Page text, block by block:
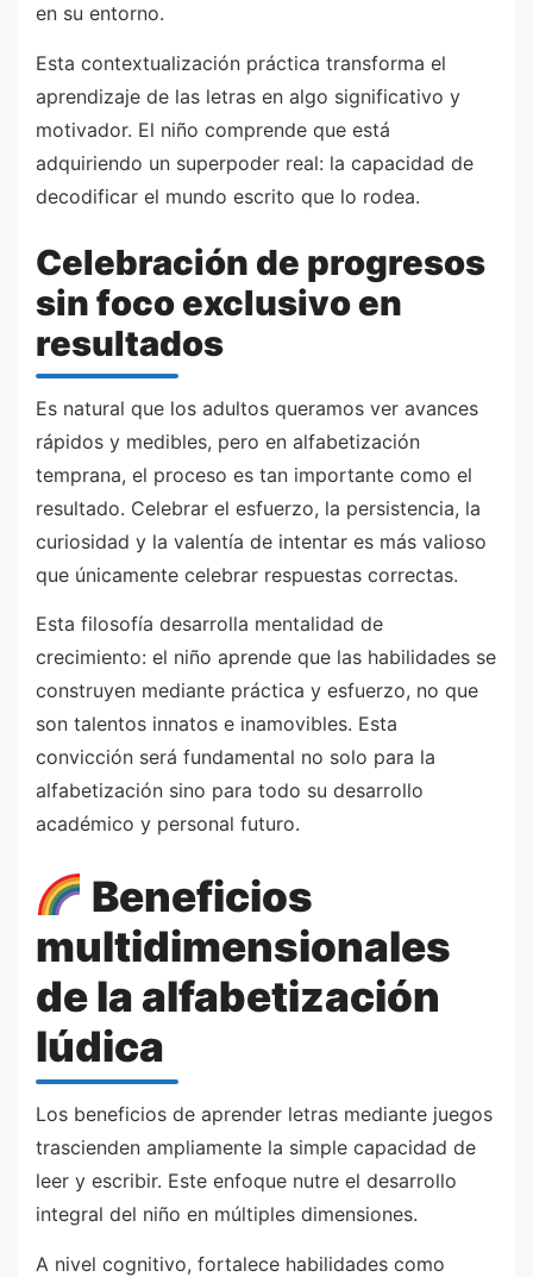
en su entorno.
Esta contextualización práctica transforma el
aprendizaje de las letras en algo significativo y
motivador. El niño comprende que está
adquiriendo un superpoder real: la capacidad de
decodificar el mundo escrito que lo rodea.
Celebración de progresos
sin foco exclusivo en
resultados
Es natural que los adultos queramos ver avances
rápidos y medibles, pero en alfabetización
temprana, el proceso es tan importante como el
resultado. Celebrar el esfuerzo, la persistencia, la
curiosidad y la valentía de intentar es más valioso
que únicamente celebrar respuestas correctas.
Esta filosofía desarrolla mentalidad de
crecimiento: el niño aprende que las habilidades se
construyen mediante práctica y esfuerzo, no que
son talentos innatos e inamovibles. Esta
convicción será fundamental no solo para la
alfabetización sino para todo su desarrollo
académico y personal futuro.
Beneficios
multidimensionales
de la alfabetización
lúdica
Los beneficios de aprender letras mediante juegos
trascienden ampliamente la simple capacidad de
leer y escribir. Este enfoque nutre el desarrollo
integral del niño en múltiples dimensiones.
A nivel cognitivo, fortalece habilidades como